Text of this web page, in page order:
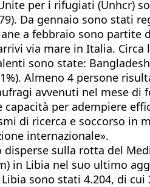
per i rifugiati (Unhcr)
Da gennaio sono stati
a febbraio sono partite
via mare in Italia. Circa
sono state: Bangladesh
Almeno 4 persone
avvenuti nel mese di
per adempiere
di ricerca e soccorso in
internazionale».
sulla rotta del
in Libia nel suo ultimo
sono stati 4.204, di cui